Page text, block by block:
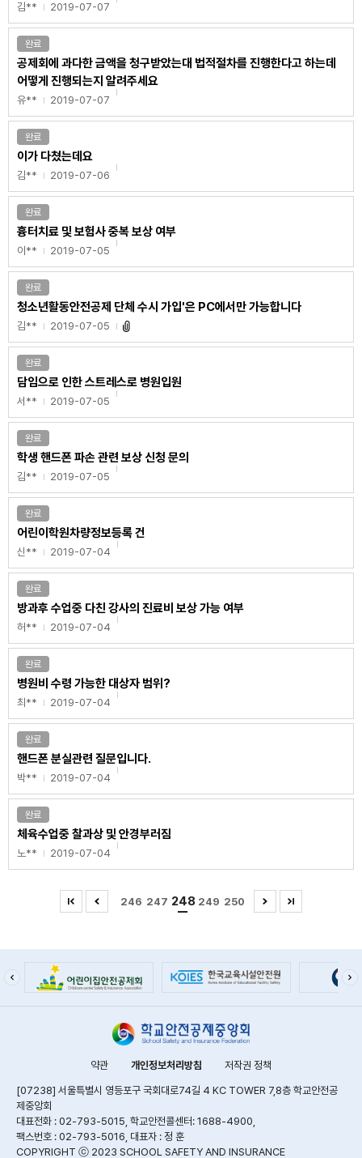
김** 2019-07-07
완료
공제회에 과다한 금액을 청구받았는대 법적절차를 진행한다고 하는데
어떻게 진행되는지 알려주세요
유** 2019-07-07
완료
이가 다쳤는데요
김** 2019-07-06
완료
흉터치료 및 보험사 중복 보상 여부
이** 2019-07-05
완료
청소년활동안전공제 단체 수시 가입'은 PC에서만 가능합니다
김** 2019-07-05
완료
담임으로 인한 스트레스로 병원입원
서** 2019-07-05
완료
학생 핸드폰 파손 관련 보상 신청 문의
김** 2019-07-05
완료
어린이학원차량정보등록 건
신** 2019-07-04
완료
방과후 수업중 다친 강사의 진료비 보상 가능 여부
허** 2019-07-04
완료
병원비 수령 가능한 대상자 범위?
최** 2019-07-04
완료
핸드폰 분실관련 질문입니다.
박** 2019-07-04
완료
체육수업중 찰과상 및 안경부러짐
노** 2019-07-04
246 247 248 249 250
약관 개인정보처리방침 저작권 정책
[07238] 서울특별시 영등포구 국회대로74길 4 KC TOWER 7,8층 학교안전공
제중앙회
대표전화 : 02-793-5015, 학교안전콜센터: 1688-4900,
팩스번호 : 02-793-5016, 대표자 : 정 훈
COPYRIGHT ⓒ 2023 SCHOOL SAFETY AND INSURANCE